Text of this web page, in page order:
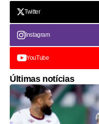
Twitter
Instagram
YouTube
Últimas notícias